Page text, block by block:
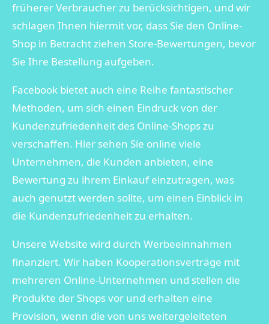
früherer Verbraucher zu berücksichtigen, und wir
schlagen Ihnen hiermit vor, dass Sie den Online-
Shop in Betracht ziehen Store-Bewertungen, bevor
Sie Ihre Bestellung aufgeben.
Facebook bietet auch eine Reihe fantastischer
Methoden, um sich einen Eindruck von der
Kundenzufriedenheit des Online-Shops zu
verschaffen. Hier sehen Sie online viele
Unternehmen, die Kunden anbieten, eine
Bewertung zu ihrem Einkauf einzutragen, was
auch genutzt werden sollte, um einen Einblick in
die Kundenzufriedenheit zu erhalten.
Unsere Website wird durch Werbeeinnahmen
finanziert. Wir haben Kooperationsverträge mit
mehreren Online-Unternehmen und stellen die
Produkte der Shops vor und erhalten eine
Provision, wenn die von uns weitergeleiteten